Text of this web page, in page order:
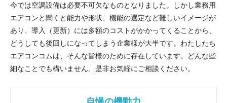
今では空調設備は必要不可欠なものとなりました。しかし業務用
エアコンと聞くと能力や形状、機能の選定など難しいイメージが
あり、導入（更新）には多額のコストがかかってくることから、
どうしても後回しになってしまう企業様が大半です。わたしたち
エアコンコムは、そんな皆様のために存在しています。どんな些
細なことでも構いません、是非お気軽にご相談ください。